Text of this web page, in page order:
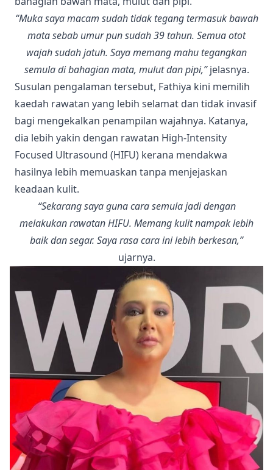
“Muka saya macam sudah tidak tegang termasuk bawah
mata sebab umur pun sudah 39 tahun. Semua otot
wajah sudah jatuh. Saya memang mahu tegangkan
semula di bahagian mata, mulut dan pipi,”jelasnya.
Susulan pengalaman tersebut, Fathiya kini memilih
kaedah rawatan yang lebih selamat dan tidak invasif
bagi mengekalkan penampilan wajahnya. Katanya,
dia lebih yakin dengan rawatan High-Intensity
Focused Ultrasound (HIFU) kerana mendakwa
hasilnya lebih memuaskan tanpa menjejaskan
keadaan kulit.
“Sekarang saya guna cara semula jadi dengan
melakukan rawatan HIFU. Memang kulit nampak lebih
baik dan segar. Saya rasa cara ini lebih berkesan,”
ujarnya.